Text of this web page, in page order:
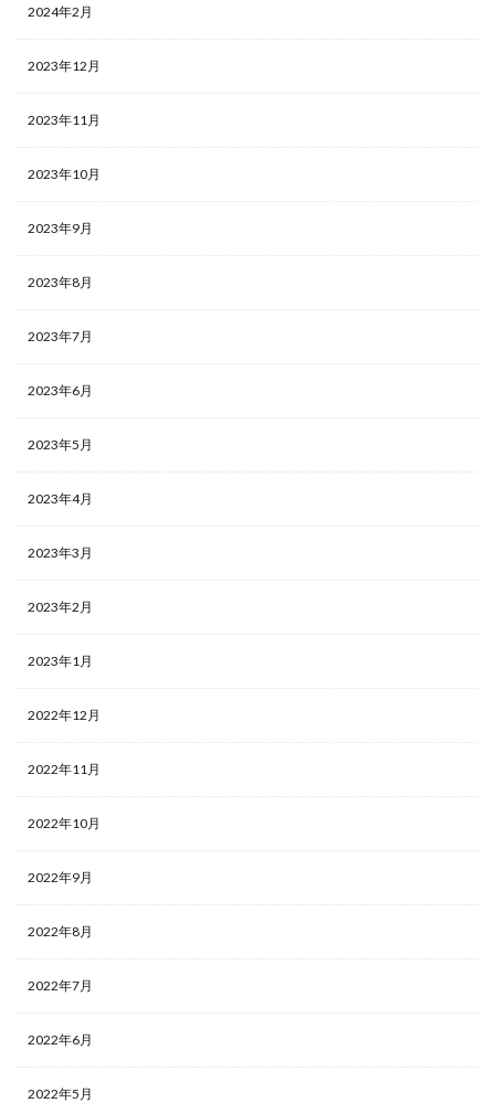
2024年2月
2023年12月
2023年11月
2023年10月
2023年9月
2023年8月
2023年7月
2023年6月
2023年5月
2023年4月
2023年3月
2023年2月
2023年1月
2022年12月
2022年11月
2022年10月
2022年9月
2022年8月
2022年7月
2022年6月
2022年5月